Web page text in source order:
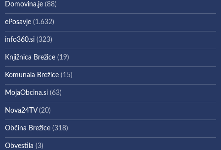
Domovina.je (88)
ePosavje (1.632)
info360.si (323)
Knjižnica Brežice (19)
Komunala Brežice (15)
MojaObcina.si (63)
Nova24TV(20)
Občina Brežice (318)
Obvestila (3)